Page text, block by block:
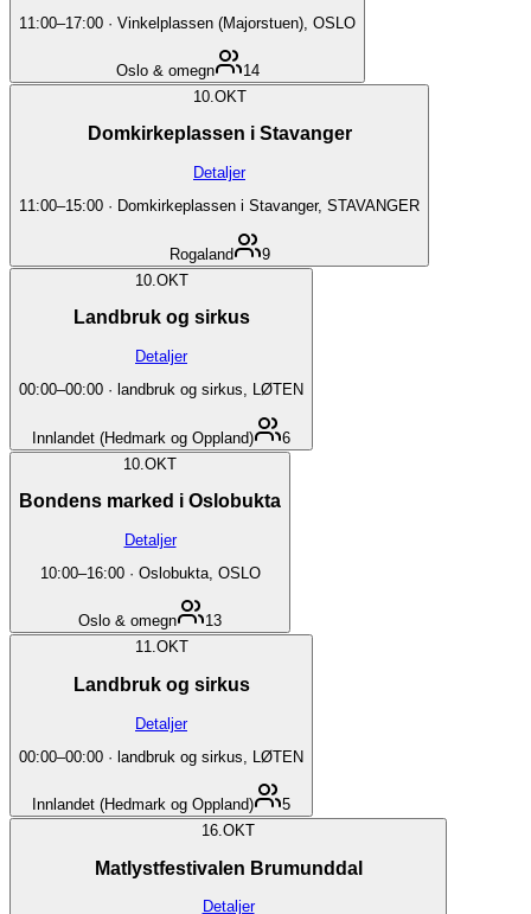
11:00–17:00 · Vinkelplassen (Majorstuen), OSLO
Oslo & omegn
14
10. OKT
Domkirkeplassen i Stavanger
Detaljer
11:00–15:00 · Domkirkeplassen i Stavanger, STAVANGER
Rogaland
9
10. OKT
Landbruk og sirkus
Detaljer
00:00–00:00 · landbruk og sirkus, LØTEN
Innlandet (Hedmark og Oppland)
6
10. OKT
Bondens marked i Oslobukta
Detaljer
10:00–16:00· Oslobukta, OSLO
Oslo & omegn
13
11.OKT
Landbruk og sirkus
Detaljer
00:00–00:00 · landbruk og sirkus, LØTEN
Innlandet (Hedmark og Oppland)
5
16.OKT
Matlystfestivalen Brumunddal
Detaljer